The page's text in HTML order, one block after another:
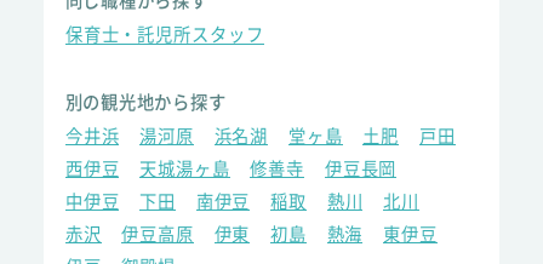
保育士・託児所スタッフ
別の観光地から探す
今井浜
湯河原 浜名湖 堂ヶ島 土肥
戸田
西伊豆
天城湯ヶ島 修善寺
伊豆長岡
中伊豆
下田 南伊豆 稲取 熱川
北川
赤沢
伊豆高原 伊東 初島 熱海
東伊豆